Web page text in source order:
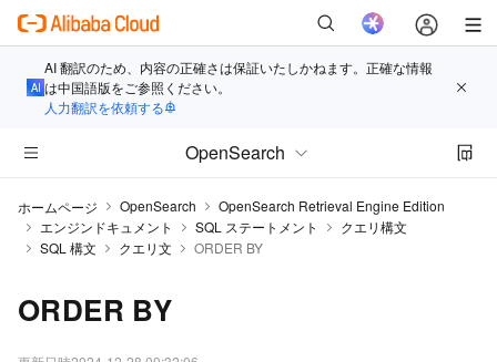
AI 翻訳のため、内容の正確さは保証いたしかねます。正確な情報
は中国語版をご参照ください。
人力翻訳を依頼する
OpenSearch
ホームページ OpenSearch
OpenSearch Retrieval Engine Edition
エンジンドキュメント
SQL ステートメント
クエリ構文
SQL 構文
クエリ文 ORDER BY
ORDER BY